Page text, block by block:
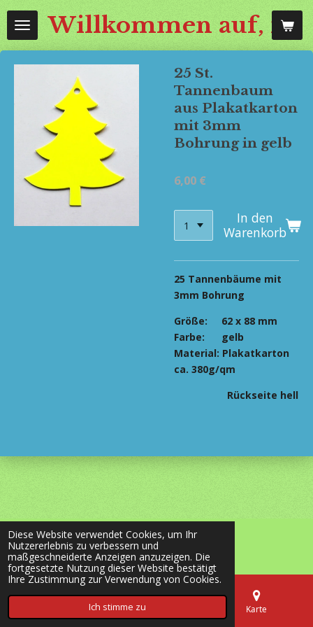
Diese Website verwendet Cookies, um Ihr
Nutzererlebnis zu verbessern und
maßgeschneiderte Anzeigen anzuzeigen. Die
fortgesetzte Nutzung dieser Website bestätigt
Ihre Zustimmung zur Verwendung von Cookies.
Ich stimme zu
Zum
HauptinhaltWillkommen auf,
25 St.
Tannenbaum
aus Plakatkarton
mit 3mm
Bohrung in gelb
6,00 €
In den
Warenkorb
25 Tannenbäume mit
3mm Bohrung
Größe: 62 x 88 mm
Farbe: gelb
Material: Plakatkarton
ca. 380g/qm
Rückseite hell
© 2020 - 2026 most-wanted-shop24.de
Mit Unterstützung von Webador
Telefon Karte